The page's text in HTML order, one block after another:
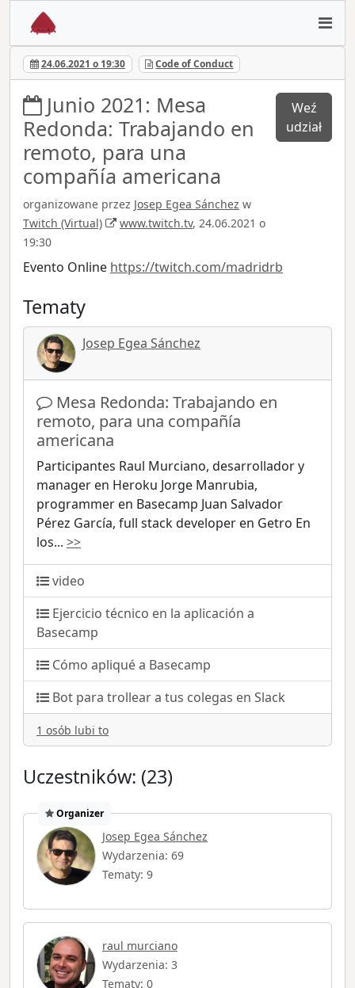
24.06.2021 o 19:30 Code of Conduct
Junio 2021: Mesa
Redonda: Trabajando en
remoto, para una
compañía americana
organizowane przez Josep Egea Sánchez w
Twitch (Virtual)
www.twitch.tv, 24.06.2021 o
19:30
Weź
udział
Evento Online https://twitch.com/madridrb
Tematy
Josep Egea Sánchez
Mesa Redonda: Trabajando en
remoto, para una compañía
americana
Participantes Raul Murciano, desarrollador y
manager en Heroku Jorge Manrubia,
programmer en Basecamp Juan Salvador
Pérez García, full stack developer en Getro En
los... >>
video
Ejercicio técnico en la aplicación a
Basecamp
Cómo apliqué a Basecamp
Bot para trollear a tus colegas en Slack
1 osób lubi to
Uczestników: (23)
Organizer
Josep Egea Sánchez
Wydarzenia: 69
Tematy: 9
raul murciano
Wydarzenia: 3
Tematy: 0